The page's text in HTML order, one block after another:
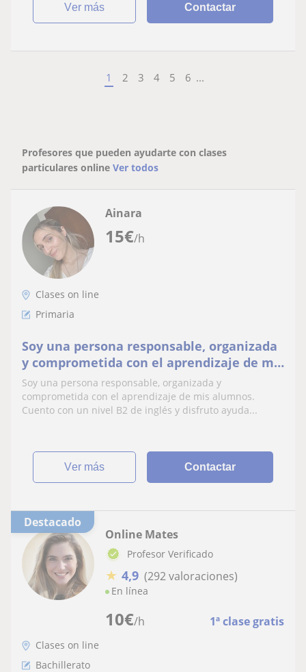
ver más Contactar
1 2 3 4 5 6 ...
Profesores que pueden ayudarte con clases
particulares online Ver todos
15€/h
Ainara
Clases on line
Primaria
Soy una persona responsable, organizada
y comprometida con el aprendizaje de mis
alumnos. Cuento con un nivel B2 de inglés
y disfr
Soy una persona responsable, organizada y
comprometida con el aprendizaje de mis alumnos.
Cuento con un nivel B2 de inglés y disfruto ayuda...
ver más Contactar
Destacado
10€/h 1ª clase gratis
Online Mates
Profesor Verificado
★ 4,9 (292 valoraciones)
En línea
Clases on line
Bachillerato